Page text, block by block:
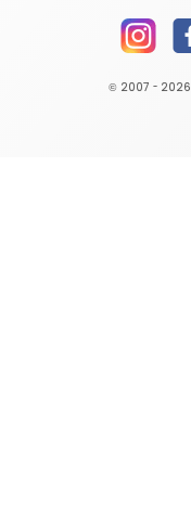
© 2007 - 2026